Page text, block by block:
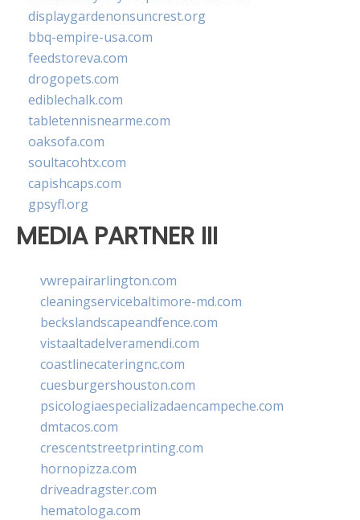
displaygardenonsuncrest.org
bbq-empire-usa.com
feedstoreva.com
drogopets.com
ediblechalk.com
tabletennisnearme.com
oaksofa.com
soultacohtx.com
capishcaps.com
gpsyfl.org
MEDIA PARTNER III
vwrepairarlington.com
cleaningservicebaltimore-md.com
beckslandscapeandfence.com
vistaaltadelveramendi.com
coastlinecateringnc.com
cuesburgershouston.com
psicologiaespecializadaencampeche.com
dmtacos.com
crescentstreetprinting.com
hornopizza.com
driveadragster.com
hematologa.com